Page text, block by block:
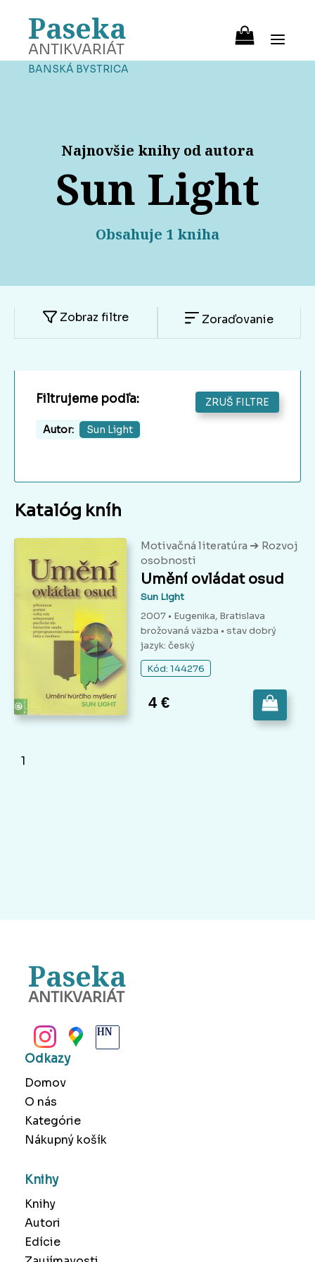
Paseka
ANTIKVARIÁT
BANSKÁ BYSTRICA
Najnovšie knihy od autora
Sun Light
Obsahuje 1 kniha
Zobraz filtre Zoraďovanie
Filtrujeme podľa: ZRUŠ FILTRE
Autor: Sun Light
Katalóg kníh
Motivačná literatúra ➔ Rozvoj
osobnosti
Umění ovládat osud
Sun Light
2007 • Eugenika, Bratislava
brožovaná väzba • stav dobrý
jazyk: český
Kód: 144276
4 €
1
Paseka
ANTIKVARIÁT
Odkazy
Domov
O nás
Kategórie
Nákupný košík
Knihy
Knihy
Autori
Edície